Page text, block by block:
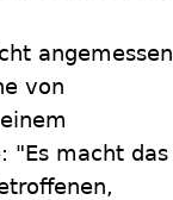
angemessen
von
"Es macht das